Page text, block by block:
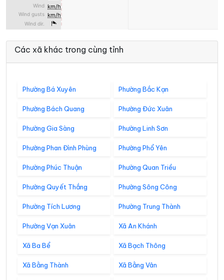
Các xã khác trong cùng tỉnh
Phường Bá Xuyên Phường Bắc Kạn
Phường Bách Quang Phường Đức Xuân
Phường Gia Sàng Phường Linh Sơn
Phường Phan Đình Phùng Phường Phổ Yên
Phường Phúc Thuận Phường Quan Triều
Phường Quyết Thắng Phường Sông Công
Phường Tích Lương Phường Trung Thành
Phường Vạn Xuân Xã An Khánh
Xã Ba Bể Xã Bạch Thông
Xã Bằng Thành Xã Bằng Vân